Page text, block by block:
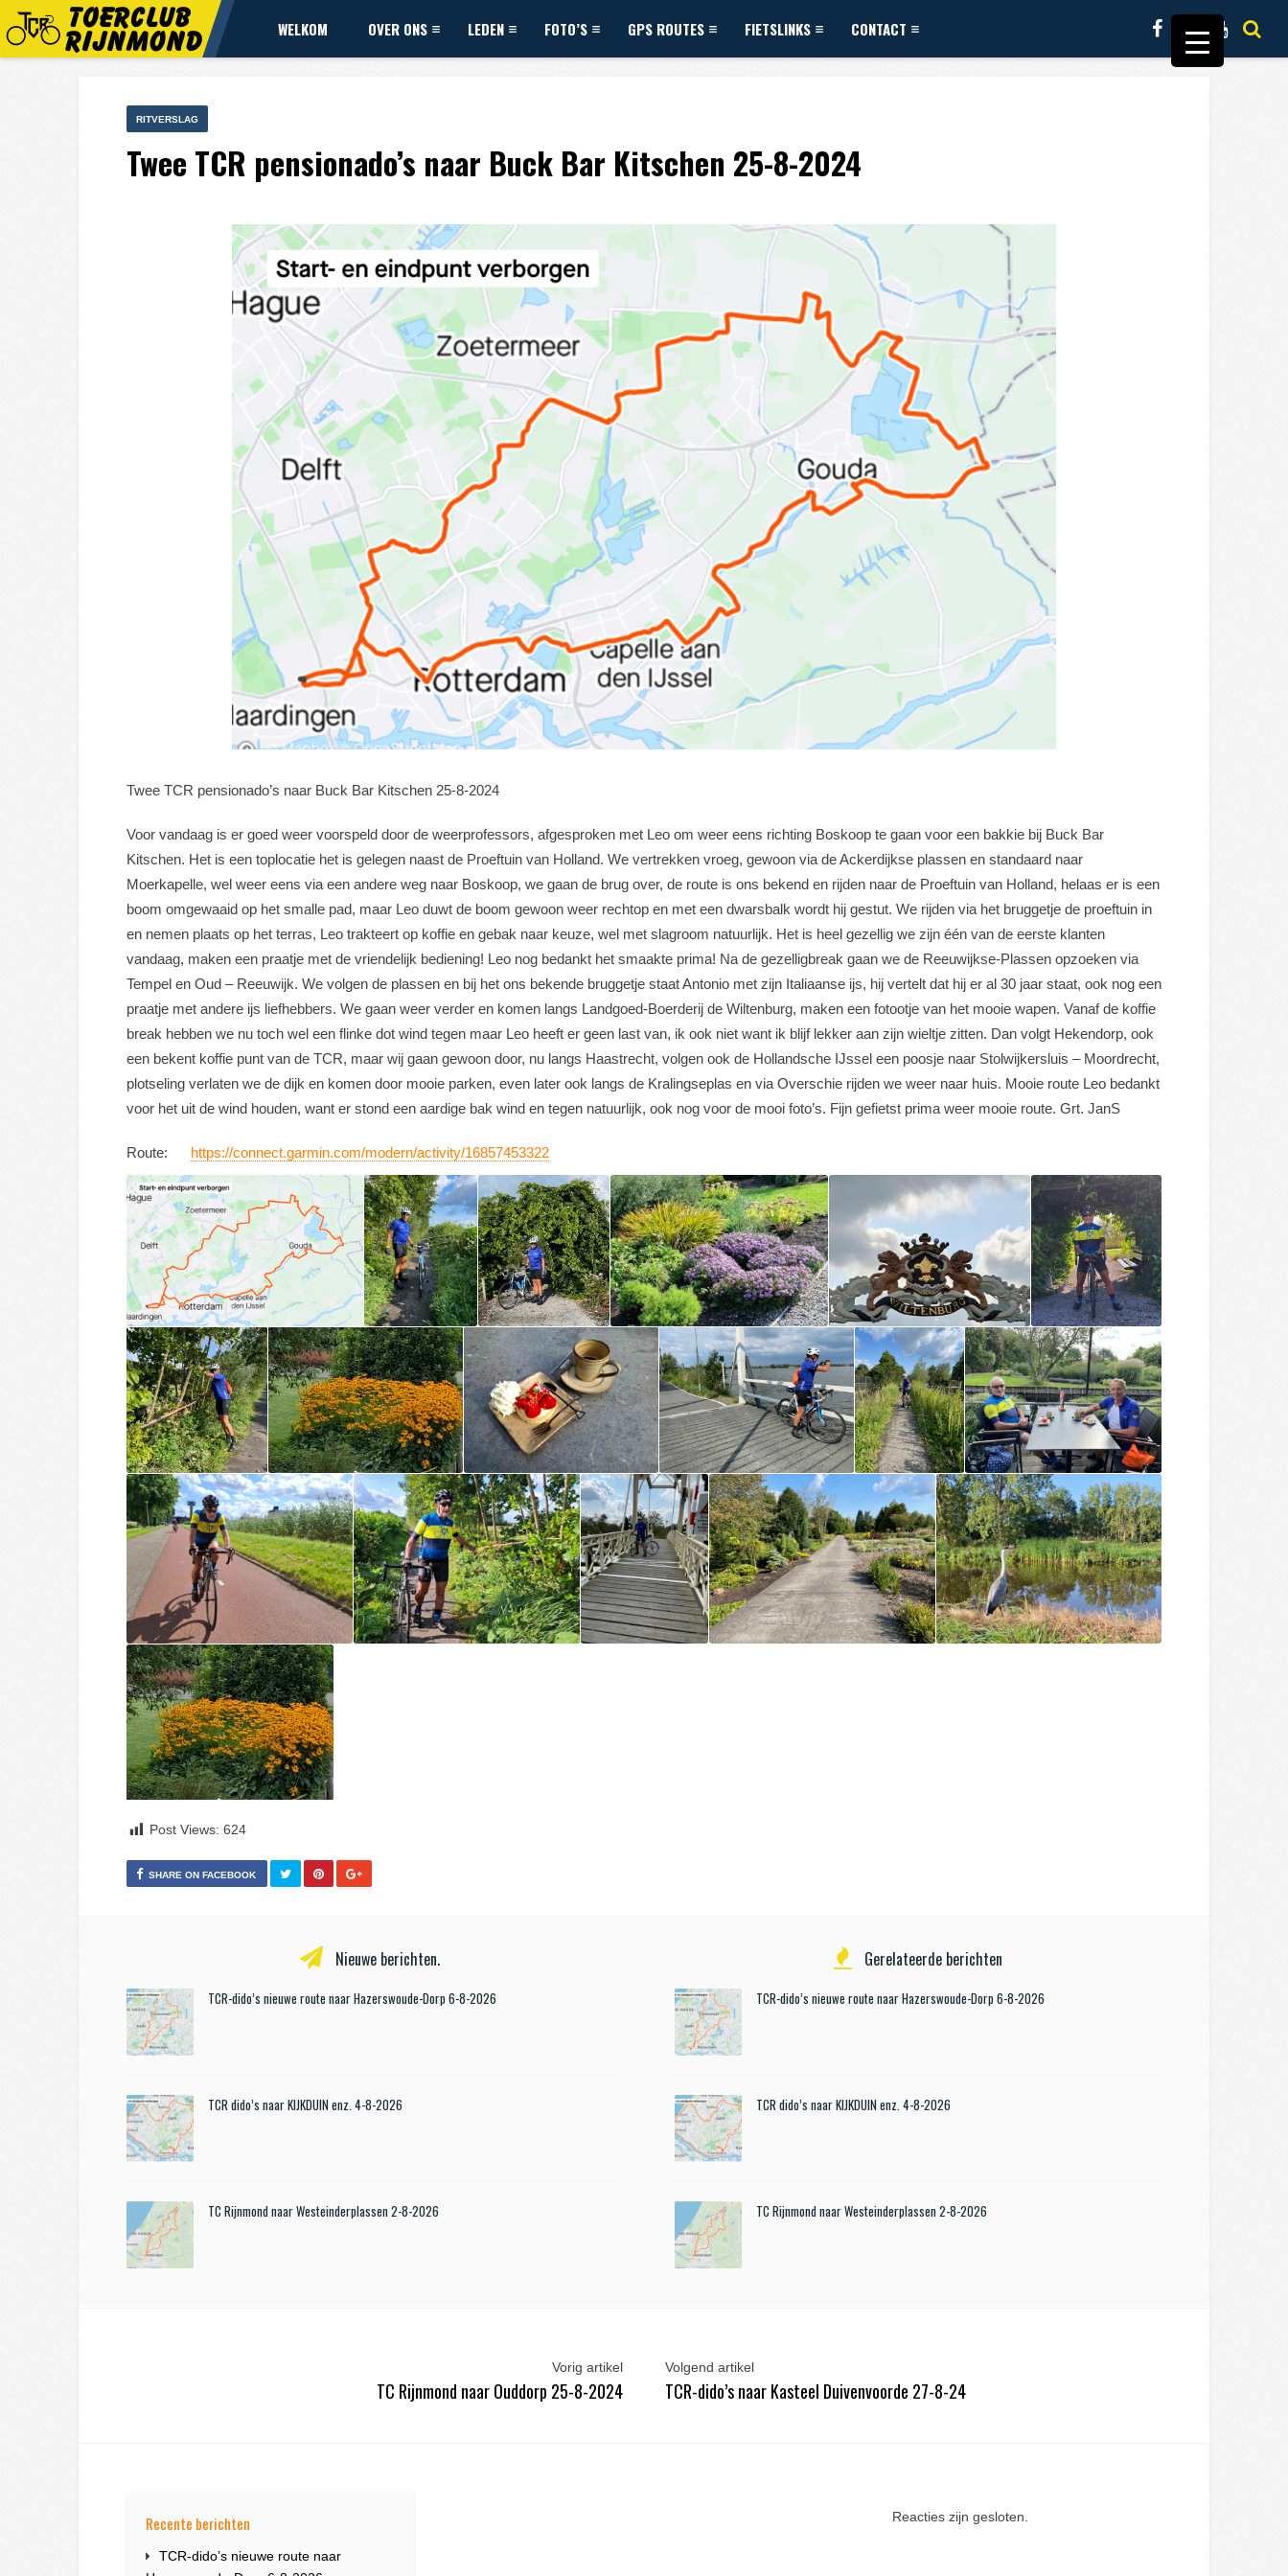
WELKOM OVER ONS LEDEN FOTO’S GPS ROUTES FIETSLINKS CONTACT
RITVERSLAG
Twee TCR pensionado’s naar Buck Bar Kitschen 25-8-2024
Twee TCR pensionado’s naar Buck Bar Kitschen 25-8-2024
Voor vandaag is er goed weer voorspeld door de weerprofessors, afgesproken met Leo om weer eens richting Boskoop te gaan voor een bakkie bij Buck Bar
Kitschen. Het is een toplocatie het is gelegen naast de Proeftuin van Holland. We vertrekken vroeg, gewoon via de Ackerdijkse plassen en standaard naar
Moerkapelle, wel weer eens via een andere weg naar Boskoop, we gaan de brug over, de route is ons bekend en rijden naar de Proeftuin van Holland, helaas er is een
boom omgewaaid op het smalle pad, maar Leo duwt de boom gewoon weer rechtop en met een dwarsbalk wordt hij gestut. We rijden via het bruggetje de proeftuin in
en nemen plaats op het terras, Leo trakteert op koffie en gebak naar keuze, wel met slagroom natuurlijk. Het is heel gezellig we zijn één van de eerste klanten
vandaag, maken een praatje met de vriendelijk bediening! Leo nog bedankt het smaakte prima! Na de gezelligbreak gaan we de Reeuwijkse-Plassen opzoeken via
Tempel en Oud – Reeuwijk. We volgen de plassen en bij het ons bekende bruggetje staat Antonio met zijn Italiaanse ijs, hij vertelt dat hij er al 30 jaar staat, ook nog een
praatje met andere ijs liefhebbers. We gaan weer verder en komen langs Landgoed-Boerderij de Wiltenburg, maken een fotootje van het mooie wapen. Vanaf de koffie
break hebben we nu toch wel een flinke dot wind tegen maar Leo heeft er geen last van, ik ook niet want ik blijf lekker aan zijn wieltje zitten. Dan volgt Hekendorp, ook
een bekent koffie punt van de TCR, maar wij gaan gewoon door, nu langs Haastrecht, volgen ook de Hollandsche IJssel een poosje naar Stolwijkersluis – Moordrecht,
plotseling verlaten we de dijk en komen door mooie parken, even later ook langs de Kralingseplas en via Overschie rijden we weer naar huis. Mooie route Leo bedankt
voor het uit de wind houden, want er stond een aardige bak wind en tegen natuurlijk, ook nog voor de mooi foto’s. Fijn gefietst prima weer mooie route. Grt. JanS
Route: https://connect.garmin.com/modern/activity/16857453322
Post Views: 624
SHARE ON FACEBOOK
Nieuwe berichten.
TCR-dido’s nieuwe route naar Hazerswoude-Dorp 6-8-2026
TCR dido’s naar KIJKDUIN enz. 4-8-2026
TC Rijnmond naar Westeinderplassen 2-8-2026
Gerelateerde berichten
TCR-dido’s nieuwe route naar Hazerswoude-Dorp 6-8-2026
TCR dido’s naar KIJKDUIN enz. 4-8-2026
TC Rijnmond naar Westeinderplassen 2-8-2026
Vorig artikel
TC Rijnmond naar Ouddorp 25-8-2024
Volgend artikel
TCR-dido’s naar Kasteel Duivenvoorde 27-8-24
Recente berichten
TCR-dido’s nieuwe route naar
Reacties zijn gesloten.